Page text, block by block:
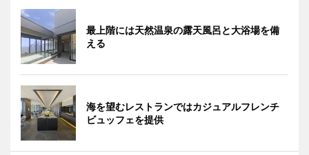
最上階には天然温泉の露天風呂と大浴場を備
える
海を望むレストランではカジュアルフレンチ
ビュッフェを提供